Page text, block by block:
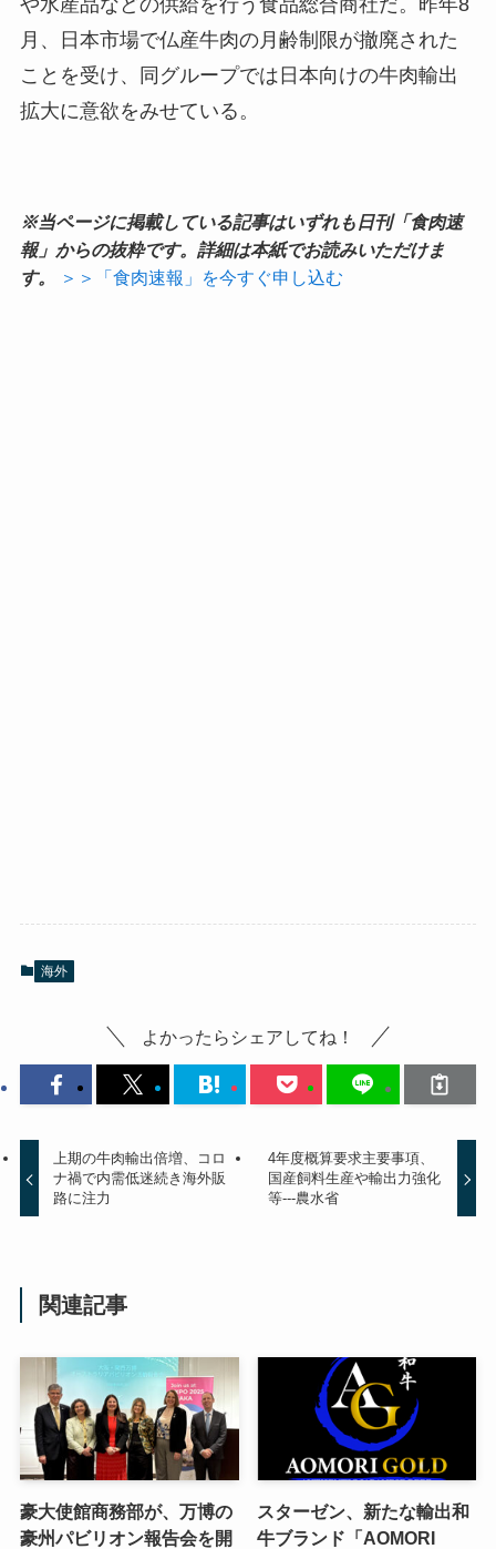
や水産品などの供給を行う食品総合商社だ。昨年8
月、日本市場で仏産牛肉の月齢制限が撤廃された
ことを受け、同グループでは日本向けの牛肉輸出
拡大に意欲をみせている。
※当ページに掲載している記事はいずれも日刊「食肉速
報」からの抜粋です。詳細は本紙でお読みいただけま
す。
＞＞「食肉速報」を今すぐ申し込む
海外
よかったらシェアしてね！
上期の牛肉輸出倍増、コロ
ナ禍で内需低迷続き海外販
路に注力
4年度概算要求主要事項、
国産飼料生産や輸出力強化
等---農水省
関連記事
豪大使館商務部が、万博の
豪州パビリオン報告会を開
スターゼン、新たな輸出和
牛ブランド「AOMORI